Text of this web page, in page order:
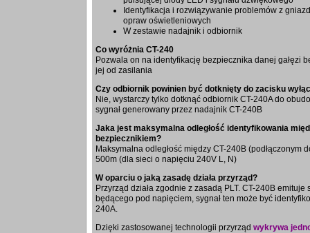
Identyfikacja i rozwiązywanie problemów z
opraw oświetleniowych
W zestawie nadajnik i odbiornik
Co wyróżnia CT-240
Pozwala on na identyfikację bezpiecznika danej gałęzi
jej od zasilania
Czy odbiornik powinien być dotknięty do zacisku
Nie, wystarczy tylko dotknąć odbiornik CT-240A do
sygnał generowany przez nadajnik CT-240B
Jaka jest maksymalna odległość identyfikowania
bezpiecznikiem?
Maksymalna odległość między CT-240B (podłączonym
500m (dla sieci o napięciu 240V L, N)
W oparciu o jaką zasadę działa przyrząd?
Przyrząd działa zgodnie z zasadą PLT. CT-240B emituje
będącego pod napięciem, sygnał ten może być
240A.
Dzięki zastosowanej technologii przyrząd wykrywa